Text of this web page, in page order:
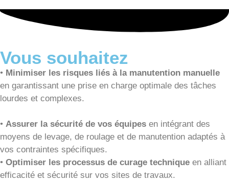
Vous souhaitez
• Minimiser les risques liés à la manutention manuelle
en garantissant une prise en charge optimale des tâches
lourdes et complexes.
• Assurer la sécurité de vos équipes en intégrant des
moyens de levage, de roulage et de manutention adaptés à
vos contraintes spécifiques.
• Optimiser les processus de curage technique en alliant
efficacité et sécurité sur vos sites de travaux.